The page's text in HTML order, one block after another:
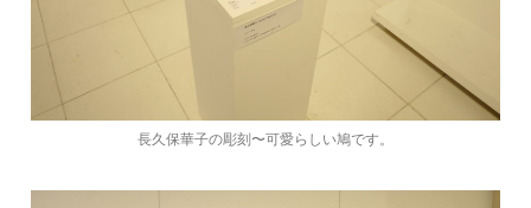
長久保華子の彫刻〜可愛らしい鳩です。